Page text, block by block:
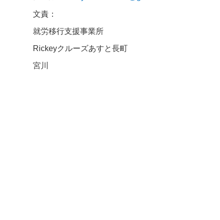
文責：
就労移行支援事業所
Rickeyクルーズあすと長町
宮川